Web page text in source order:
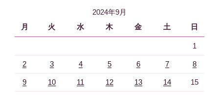
2024年9月
月
火 水 木 金 土 日
1
2 3 4 5 6 7 8
9 10 11 12 13 14 15